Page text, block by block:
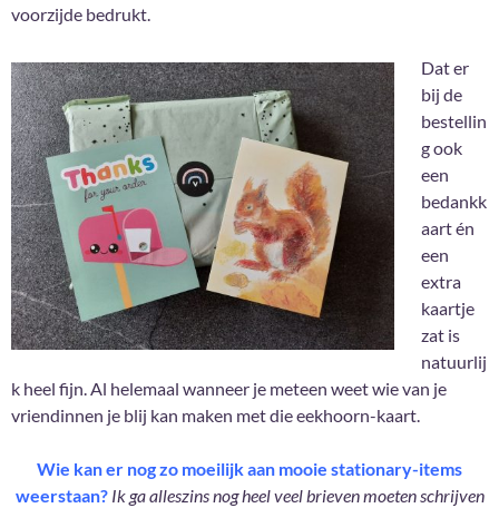
voorzijde bedrukt.
Dat er
bij de
bestellin
g ook
een
bedankk
aart én
een
extra
kaartje
zat is
natuurlij
k heel fijn. Al helemaal wanneer je meteen weet wie van je
vriendinnen je blij kan maken met die eekhoorn-kaart.
Wie kan er nog zo moeilijk aan mooie stationary-items
weerstaan? Ik ga alleszins nog heel veel brieven moeten schrijven